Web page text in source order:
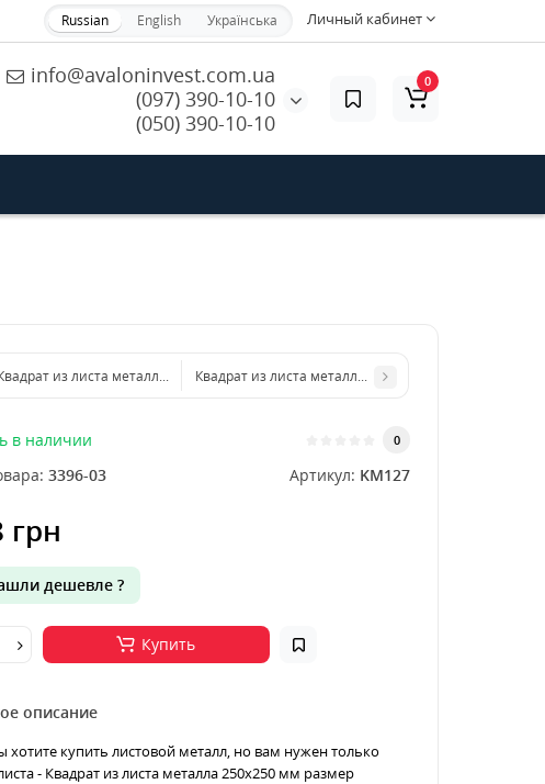
Личный кабинет
Russian English Українська
info@avaloninvest.com.ua
(097) 390-10-10
(050) 390-10-10
0
из листа металла 200х200 мм размер толщина 1,5 мм
Квадрат из листа металла 300х300 мм размер
в наличии 0
3396-03 Артикул: KM127
грн
дешевле ?
Купить
описание
хотите купить листовой металл, но вам нужен только
- Квадрат из листа металла 250х250 мм размер